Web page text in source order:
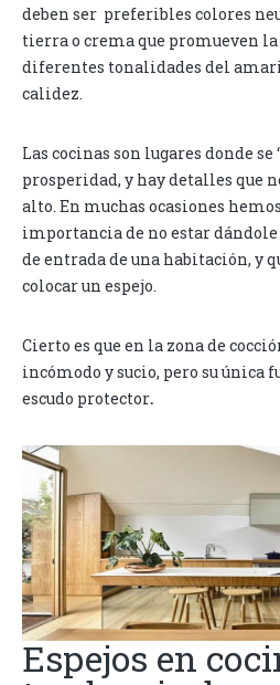
deben ser preferibles colores
tierra o crema que promueven
diferentes tonalidades del
calidez.
Las cocinas son lugares donde se
prosperidad, y hay detalles que
alto. En muchas ocasiones
importancia de no estardándole
de entrada de una habitación, y
colocar un espejo.
Cierto es que en la zona de
incómodo y sucio, pero su única
escudo protector.
Espejos en